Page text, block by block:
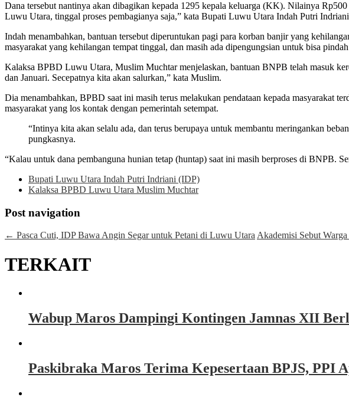
Dana tersebut nantinya akan dibagikan kepada 1295 kepala keluarga (KK). Nilainya
Luwu Utara, tinggal proses pembagianya saja,” kata Bupati Luwu Utara Indah Putri
Indah menambahkan, bantuan tersebut diperuntukan pagi para korban banjir yang
masyarakat yang kehilangan tempat tinggal, dan masih ada dipengungsian untuk bisa
Kalaksa BPBD Luwu Utara, Muslim Muchtar menjelaskan, bantuan BNPB telah masuk
dan Januari. Secepatnya kita akan salurkan,” kata Muslim.
Dia menambahkan, BPBD saat ini masih terus melakukan pendataan kepada masyarakat
masyarakat yang los kontak dengan pemerintah setempat.
“Intinya kita akan selalu ada, dan terus berupaya untuk membantu meringankan
pungkasnya.
“Kalau untuk dana pembanguna hunian tetap (huntap) saat ini masih berproses di BNPB.
Bupati Luwu Utara Indah Putri Indriani (IDP)
Kalaksa BPBD Luwu Utara Muslim Muchtar
Post navigation
← Pasca Cuti, IDP Bawa Angin Segar untuk Petani di Luwu UtaraAkademisi Sebut
TERKAIT
Wabup Maros Dampingi Kontingen Jamnas XII
Paskibraka Maros Terima Kepesertaan BPJS, PPI